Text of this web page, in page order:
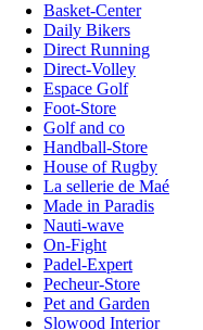
Basket-Center
Daily Bikers
Direct Running
Direct-Volley
Espace Golf
Foot-Store
Golf and co
Handball-Store
House of Rugby
La sellerie de Maé
Made in Paradis
Nauti-wave
On-Fight
Padel-Expert
Pecheur-Store
Pet and Garden
Slowood Interior